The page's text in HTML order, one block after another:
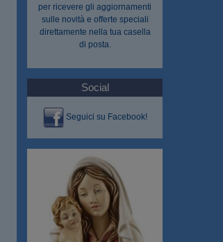
per ricevere gli aggiornamenti
sulle novità e offerte speciali
direttamente nella tua casella
di posta.
Social
Seguici su Facebook!